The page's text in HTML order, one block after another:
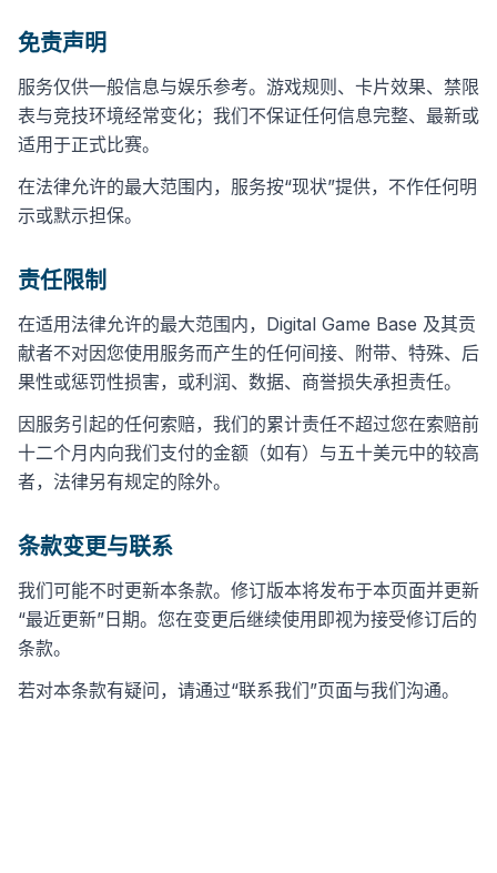
免责声明
服务仅供一般信息与娱乐参考。游戏规则、卡片效果、禁限
表与竞技环境经常变化；我们不保证任何信息完整、最新或
适用于正式比赛。
在法律允许的最大范围内，服务按“现状”提供，不作任何明
示或默示担保。
责任限制
在适用法律允许的最大范围内，Digital Game Base 及其贡
献者不对因您使用服务而产生的任何间接、附带、特殊、后
果性或惩罚性损害，或利润、数据、商誉损失承担责任。
因服务引起的任何索赔，我们的累计责任不超过您在索赔前
十二个月内向我们支付的金额（如有）与五十美元中的较高
者，法律另有规定的除外。
条款变更与联系
我们可能不时更新本条款。修订版本将发布于本页面并更新
“最近更新”日期。您在变更后继续使用即视为接受修订后的
条款。
若对本条款有疑问，请通过“联系我们”页面与我们沟通。